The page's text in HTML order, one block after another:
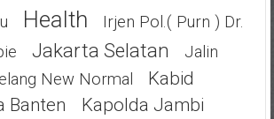
Health
Irjen Pol.( Purn ) Dr.
Jakarta Selatan
Jalin
New Normal
Kabid
Banten
Kapolda Jambi